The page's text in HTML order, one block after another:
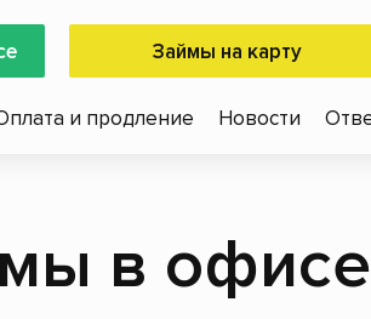
Займы на карту
и продление Новости
в